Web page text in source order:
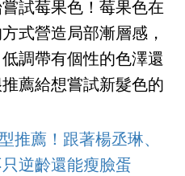
試莓果色！莓果色在
式營造局部漸層感，
調帶有個性的色澤還
薦給想嘗試新髮色的
推薦！跟著楊丞琳、
逆齡還能瘦臉蛋